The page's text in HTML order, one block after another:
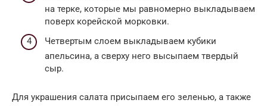
на терке, которые мы равномерно выкладываем
поверх корейской морковки.
Четвертым слоем выкладываем кубики
апельсина, а сверху него высыпаем твердый
сыр.
Для украшения салата присыпаем его зеленью, а также